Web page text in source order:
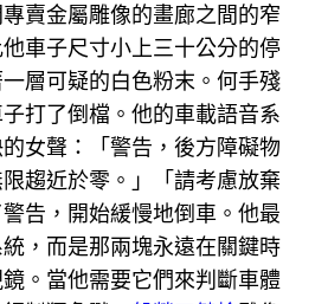
賣金屬雕像的畫廊之間的窄
車子尺寸小上三十公分的停
層可疑的白色粉末。何手殘
打了倒檔。他的車載語音系
女聲：「警告，後方障礙物
限趨近於零。」「請考慮放棄
告，開始緩慢地倒車。他最
，而是那兩塊永遠在關鍵時
。當他需要它們來判斷車體